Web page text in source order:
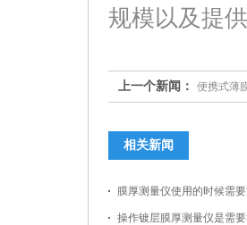
规模以及提
上一个新闻： 便携式薄
相关新闻
膜厚测量仪使用的时候需
操作镀层膜厚测量仪是需